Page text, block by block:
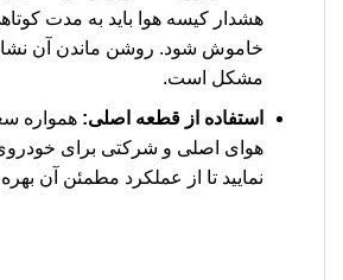
هشدار کیسه هوا باید به مدت
خاموش شود. روشن ماندن آن
مشکل است.
استفاده از قطعه اصلی: همواره
هوای اصلی و شرکتی برای
نمایید تا از عملکرد مطمئن آن